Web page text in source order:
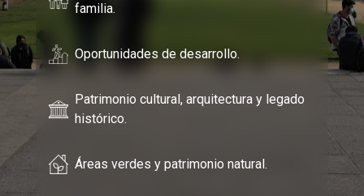
familia.
Oportunidades de desarrollo.
Patrimonio cultural, arquitectura y legado
histórico.
Áreas verdes y patrimonio natural.